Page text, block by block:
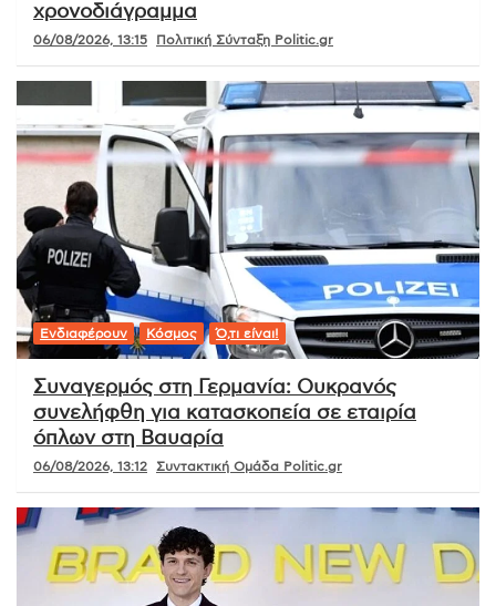
χρονοδιάγραμμα
06/08/2026, 13:15 Πολιτική Σύνταξη Politic.gr
Ενδιαφέρουν Κόσμος Ό,τι είναι!
Συναγερμός στη Γερμανία: Ουκρανός
συνελήφθη για κατασκοπεία σε εταιρία
όπλων στη Βαυαρία
06/08/2026, 13:12 Συντακτική Ομάδα Politic.gr